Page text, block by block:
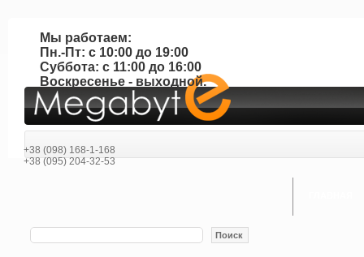
Мы работаем:
Пн.-Пт: с 10:00 до 19:00
Суббота: с 11:00 до 16:00
Воскресенье - выходной.
+38 (098) 168-1-168
+38 (095) 204-32-53
Поиск